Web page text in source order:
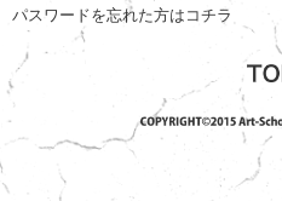
パスワードを忘れた方はコチラ